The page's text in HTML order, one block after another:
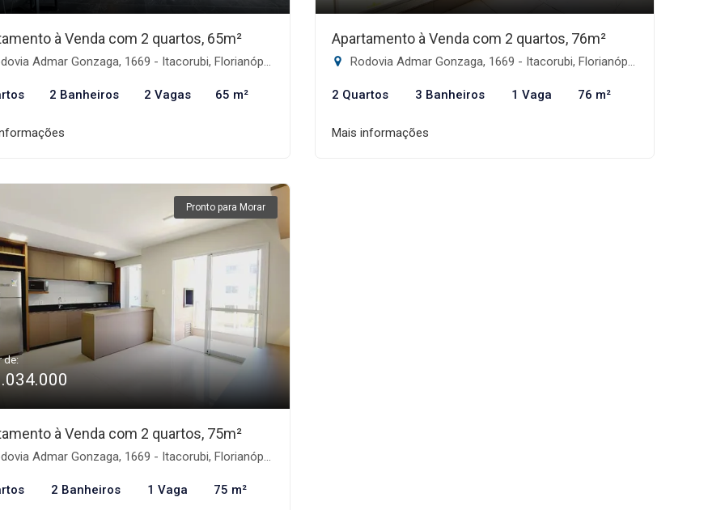
à Venda com 2 quartos, 65m²
Admar Gonzaga, 1669 - Itacorubi, Florianópolis-SC
2 Banheiros 2 Vagas 65 m²
Apartamento à Venda com 2 quartos, 76m²
Rodovia Admar Gonzaga, 1669 - Itacorubi, Florianópolis-SC
2 Quartos 3 Banheiros 1 Vaga 76 m²
Mais informações
Pronto para Morar
de:
à Venda com 2 quartos, 75m²
Admar Gonzaga, 1669 - Itacorubi, Florianópolis-SC
2 Banheiros 1 Vaga 75 m²